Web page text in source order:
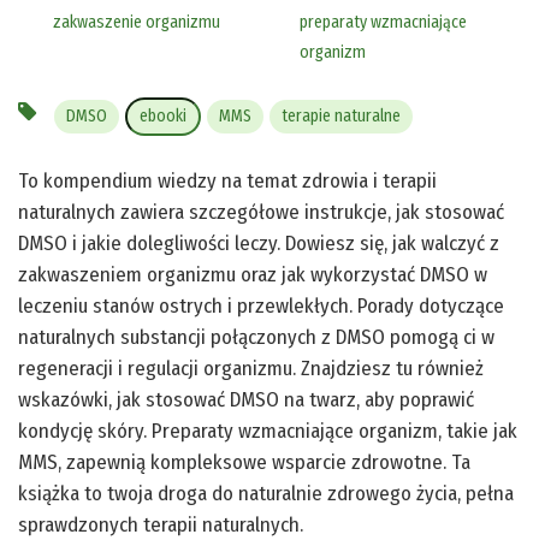
zakwaszenie organizmu
preparaty wzmacniające
organizm
DMSO ebooki MMS terapie naturalne
To kompendium wiedzy na temat zdrowia i terapii
naturalnych zawiera szczegółowe instrukcje, jak stosować
DMSO i jakie dolegliwości leczy. Dowiesz się, jak walczyć z
zakwaszeniem organizmu oraz jak wykorzystać DMSO w
leczeniu stanów ostrych i przewlekłych. Porady dotyczące
naturalnych substancji połączonych z DMSO pomogą ci w
regeneracji i regulacji organizmu. Znajdziesz tu również
wskazówki, jak stosować DMSO na twarz, aby poprawić
kondycję skóry. Preparaty wzmacniające organizm, takie jak
MMS, zapewnią kompleksowe wsparcie zdrowotne. Ta
książka to twoja droga do naturalnie zdrowego życia, pełna
sprawdzonych terapii naturalnych.